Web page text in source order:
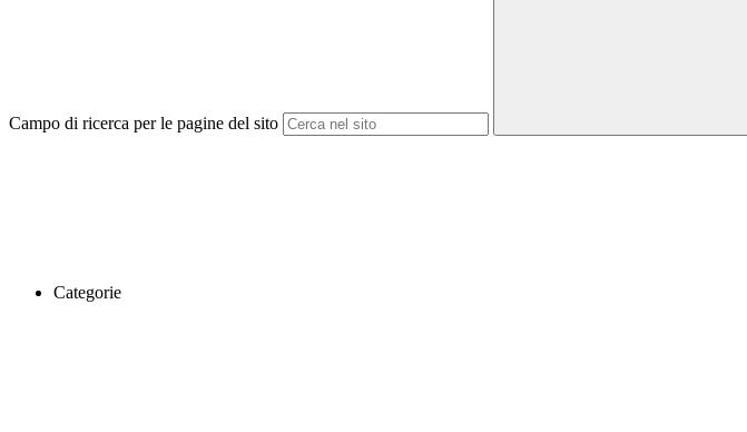
Campo di ricerca per le pagine del sito
Categorie